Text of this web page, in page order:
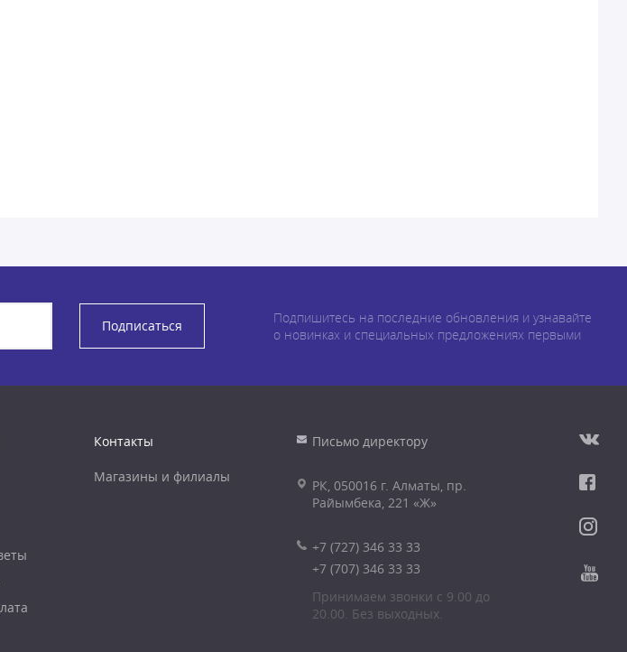
Подписаться
Подпишитесь на последние обновления и узнавайте
о новинках и специальных предложениях первыми
Контакты
Магазины и филиалы
Письмо директору
РК, 050016 г. Алматы, пр.
Райымбека, 221 «Ж»
+7 (727) 346 33 33
+7 (707) 346 33 33
Принимаем звонки с 9.00 до
20.00. Без выходных.